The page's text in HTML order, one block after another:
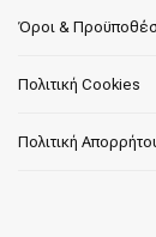
Όροι &
Πολιτική Cookies
Πολιτική